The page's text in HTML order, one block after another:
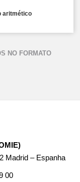
aritmético
NO FORMATO
Madrid – Espanha
00